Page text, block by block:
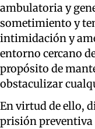
ambulatoria y
sometimiento y
intimidación y
entorno cercano
propósito de
obstaculizar
En virtud de ello,
prisión preventiva